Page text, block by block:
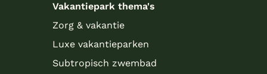
Vakantiepark thema's
Zorg & vakantie
Luxe vakantieparken
Subtropisch zwembad